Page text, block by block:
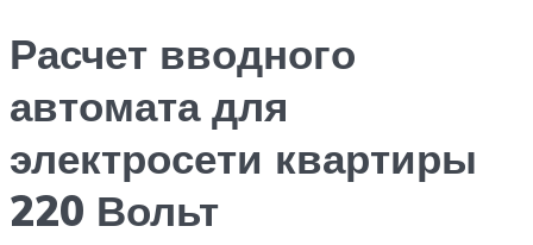
Расчет вводного
автомата для
электросети квартиры
220 Вольт